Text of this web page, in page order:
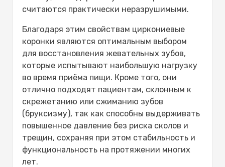
считаются практически неразрушимыми.
Благодаря этим свойствам циркониевые
коронки являются оптимальным выбором
для восстановления жевательных зубов,
которые испытывают наибольшую нагрузку
во время приёма пищи. Кроме того, они
отлично подходят пациентам, склонным к
скрежетанию или сжиманию зубов
(бруксизму), так как способны выдерживать
повышенное давление без риска сколов и
трещин, сохраняя при этом стабильность и
функциональность на протяжении многих
лет.